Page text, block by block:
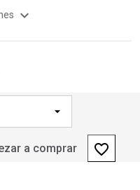
expand_more
a comprar favorite_border